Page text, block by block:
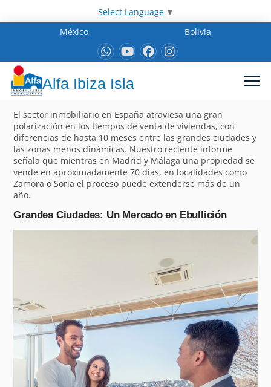
Select Language ▼
México
Bolivia
Alfa Ibiza Isla
El sector inmobiliario en España atraviesa una gran
polarización en los tiempos de venta de viviendas, con
diferencias de hasta 10 meses entre las grandes ciudades y
las zonas menos dinámicas. Nuestro reciente informe
señala que mientras en Madrid y Málaga una propiedad se
vende en aproximadamente 70 días, en localidades como
Zamora o Soria el proceso puede extenderse más de un
año.
Grandes Ciudades: Un Mercado en Ebullición